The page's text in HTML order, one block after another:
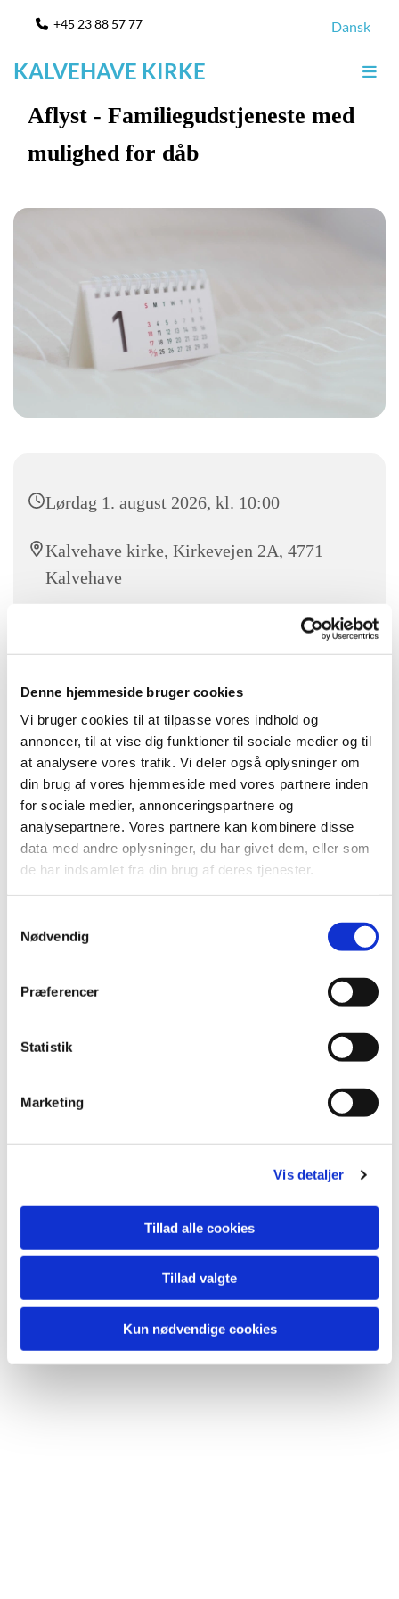
Denne hjemmeside bruger cookies
Vi bruger cookies til at tilpasse vores indhold og
annoncer, til at vise dig funktioner til sociale medier og til
at analysere vores trafik. Vi deler også oplysninger om
din brug af vores hjemmeside med vores partnere inden
for sociale medier, annonceringspartnere og
analysepartnere. Vores partnere kan kombinere disse
data med andre oplysninger, du har givet dem, eller som
de har indsamlet fra din brug af deres tjenester.
Nødvendig
Præferencer
Statistik
Marketing
Vis detaljer
Tillad alle cookies
Tillad valgte
Kun nødvendige cookies
 +45 23 88 57 77 Dansk
KALVEHAVE KIRKE
Aflyst - Familiegudstjeneste med
mulighed for dåb
Lørdag 1. august 2026, kl. 10:00
Kalvehave kirke, Kirkevejen 2A, 4771
Kalvehave
Vær med til en familievenlig gudstjeneste om lørdagen med
mulighed for dåb.
Du vil måske også kunne lide...